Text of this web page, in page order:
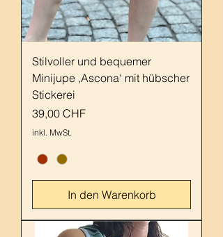
Stilvoller und bequemer
Minijupe ,Ascona‘ mit hübscher
Stickerei
Preis
39,00 CHF
inkl. MwSt.
In den Warenkorb